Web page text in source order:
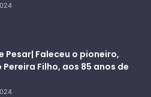
Pesar| Faleceu o pioneiro,
Filho, aos 85 anos de